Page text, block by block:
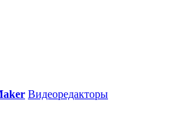
Видеоредакторы